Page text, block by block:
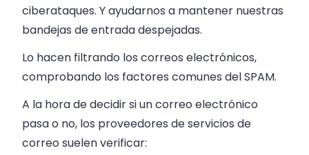
ciberataques. Y ayudarnos a mantener nuestras
bandejas de entrada despejadas.
Lo hacen filtrando los correos electrónicos,
comprobando los factores comunes del SPAM.
A la hora de decidir si un correo electrónico
pasa o no, los proveedores de servicios de
correo suelen verificar: